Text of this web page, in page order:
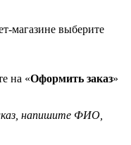
магазине выберите
на «Оформить заказ»
напишите ФИО,